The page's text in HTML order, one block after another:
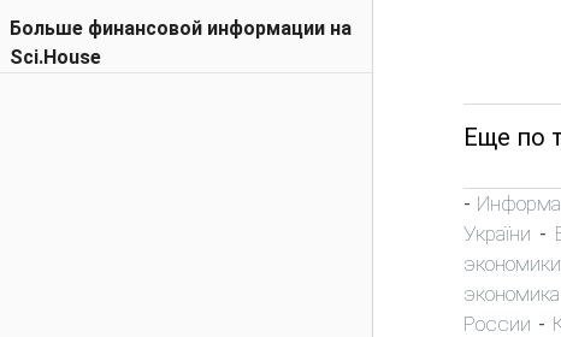
Больше финансовой информации на
Sci.House
Еще по
-
України -
экономика
России -